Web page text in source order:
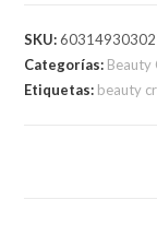
SKU:
Categorías: Beauty
Etiquetas: beauty